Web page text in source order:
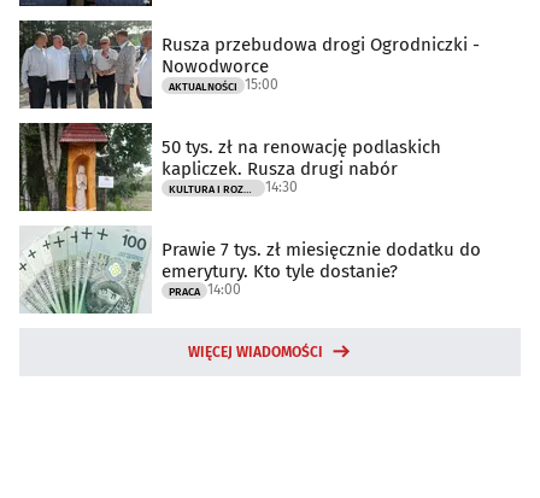
Rusza przebudowa drogi Ogrodniczki -
Nowodworce
AKTUALNOŚCI 15:00
50 tys. zł na renowację podlaskich
kapliczek. Rusza drugi nabór
KULTURA I ROZRYWKA 14:30
Prawie 7 tys. zł miesięcznie dodatku do
emerytury. Kto tyle dostanie?
PRACA 14:00
WIĘCEJ WIADOMOŚCI